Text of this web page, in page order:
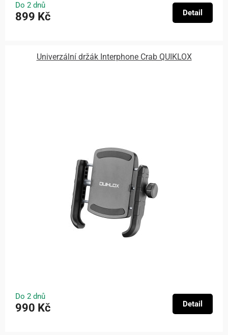
Do 2 dnů
899 Kč Detail
Univerzální držák Interphone Crab QUIKLOX
Do 2 dnů
990 Kč Detail